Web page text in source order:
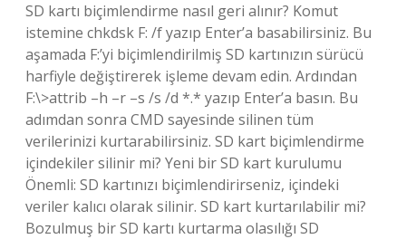
SD kartı biçimlendirme nasıl geri alınır? Komut
istemine chkdsk F: /f yazıp Enter’a basabilirsiniz. Bu
aşamada F:’yi biçimlendirilmiş SD kartınızın sürücü
harfiyle değiştirerek işleme devam edin. Ardından
F:\>attrib –h –r –s /s /d *.* yazıp Enter’a basın. Bu
adımdan sonra CMD sayesinde silinen tüm
verilerinizi kurtarabilirsiniz. SD kart biçimlendirme
içindekiler silinir mi? Yeni bir SD kart kurulumu
Önemli: SD kartınızı biçimlendirirseniz, içindeki
veriler kalıcı olarak silinir. SD kart kurtarılabilir mi?
Bozulmuş bir SD kartı kurtarma olasılığı SD